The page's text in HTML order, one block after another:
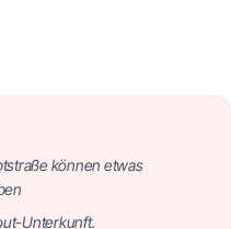
können etwas
Unterkunft.